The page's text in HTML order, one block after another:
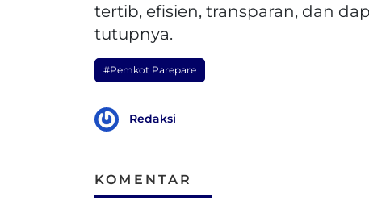
tertib, efisien, transparan, dan
tutupnya.
#Pemkot Parepare
Redaksi
KOMENTAR